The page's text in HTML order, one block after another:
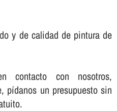
y de calidad de pintura de
contacto con nosotros,
pí­danos un presupuesto sin